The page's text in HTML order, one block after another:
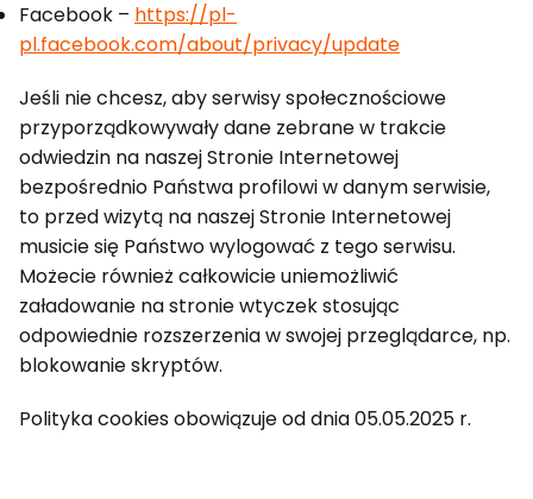
Facebook – https://pl-
pl.facebook.com/about/privacy/update
Jeśli nie chcesz, aby serwisy społecznościowe
przyporządkowywały dane zebrane w trakcie
odwiedzin na naszej Stronie Internetowej
bezpośrednio Państwa profilowi w danym serwisie,
to przed wizytą na naszej Stronie Internetowej
musicie się Państwo wylogować z tego serwisu.
Możecie również całkowicie uniemożliwić
załadowanie na stronie wtyczek stosując
odpowiednie rozszerzenia w swojej przeglądarce, np.
blokowanie skryptów.
Polityka cookies obowiązuje od dnia 05.05.2025 r.